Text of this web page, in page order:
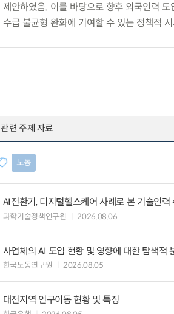
제안하였음. 이를 바탕으로 향후 외국인력
수급 불균형 완화에 기여할 수 있는 정책적
관련 주제 자료
노동
AI전환기, 디지털헬스케어 사례로 본 기술인
과학기술정책연구원 2026.08.06
사업체의 AI 도입 현황 및 영향에 대한 탐색적
한국노동연구원 2026.08.05
대전지역 인구이동 현황 및 특징